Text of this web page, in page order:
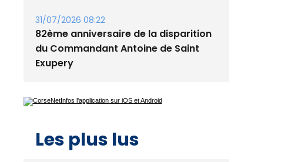
tournoi du RCPV
31/07/2026 08:22
82ème anniversaire de la disparition